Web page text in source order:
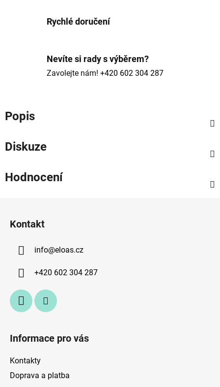
Rychlé doručení
Nevíte si rady s výběrem?
Zavolejte nám! +420 602 304 287
Popis
Diskuze
Hodnocení
Kontakt
info@eloas.cz
+420 602 304 287
Informace pro vás
Kontakty
Doprava a platba